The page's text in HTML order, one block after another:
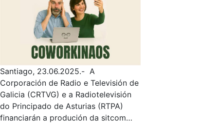
Santiago, 23.06.2025.- A
Corporación de Radio e Televisión de
Galicia (CRTVG) e a Radiotelevisión
do Principado de Asturias (RTPA)
financiarán a produción da sitcom